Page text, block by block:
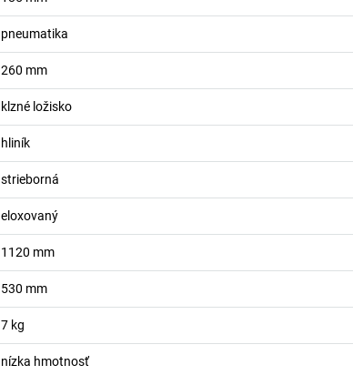
pneumatika
260 mm
klzné ložisko
hliník
strieborná
eloxovaný
1120 mm
530 mm
7 kg
nízka hmotnosť